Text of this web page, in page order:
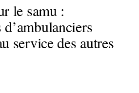
le samu :
service des autres